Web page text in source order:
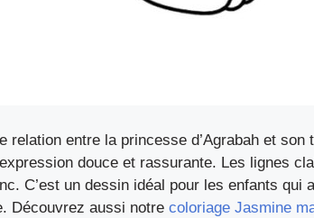
entre la princesse d’Agrabah et
douce et rassurante. Les lignes
C’est un dessin idéal pour les enfants qui
Découvrez aussi notre coloriage Jasmine